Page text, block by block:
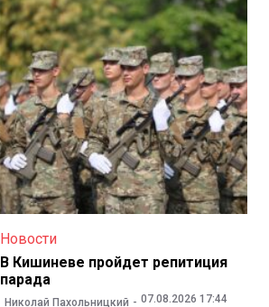
Новости
В Кишиневе пройдет репитиция
парада
Николай Пахольницкий 07.08.2026 17:44